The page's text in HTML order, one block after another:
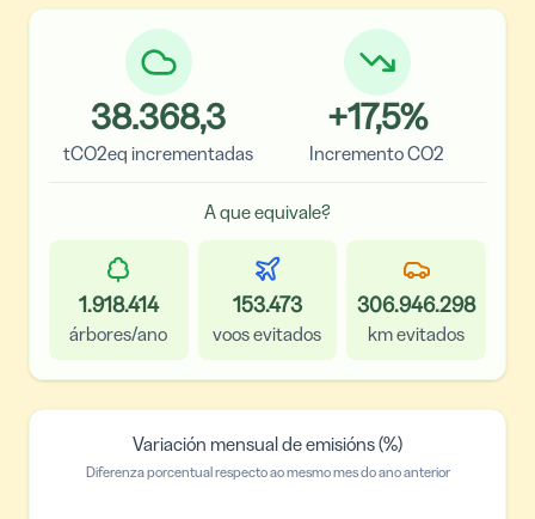
38.368,3
tCO2eq incrementadas
+17,5%
Incremento CO2
A que equivale?
1.918.414
árbores/ano
153.473
voos evitados
306.946.298
km evitados
Variación mensual de emisións (%)
Diferenza porcentual respecto ao mesmo mes do ano anterior